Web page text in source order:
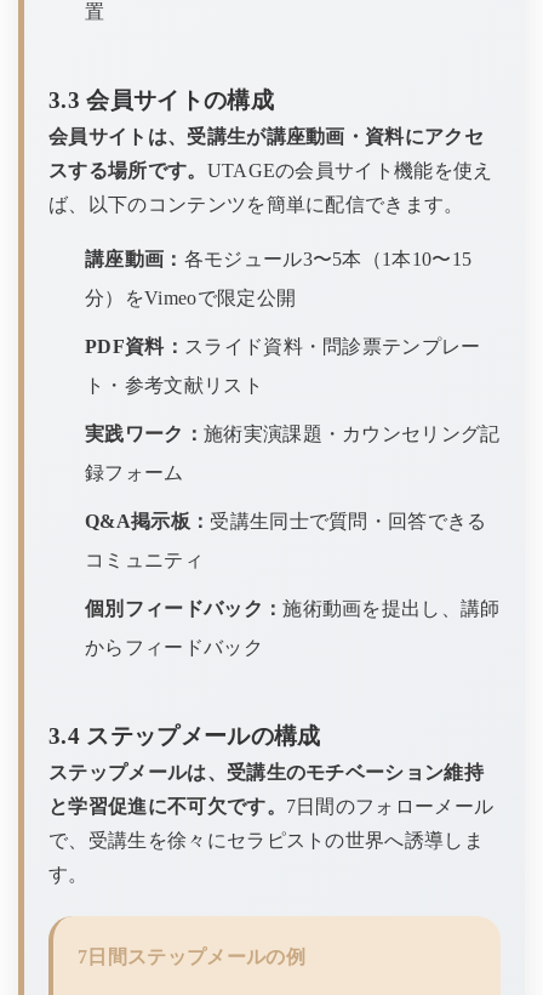
置
3.3 会員サイトの構成
会員サイトは、受講生が講座動画・資料にアクセ
スする場所です。 UTAGEの会員サイト機能を使え
ば、以下のコンテンツを簡単に配信できます。
講座動画： 各モジュール3〜5本（1本10〜15
分）をVimeoで限定公開
PDF資料： スライド資料・問診票テンプレー
ト・参考文献リスト
実践ワーク： 施術実演課題・カウンセリング記
録フォーム
Q&A掲示板： 受講生同士で質問・回答できる
コミュニティ
個別フィードバック：施術動画を提出し、講師
からフィードバック
3.4 ステップメールの構成
ステップメールは、受講生のモチベーション維持
と学習促進に不可欠です。 7日間のフォローメール
で、受講生を徐々にセラピストの世界へ誘導しま
す。
7日間ステップメールの例